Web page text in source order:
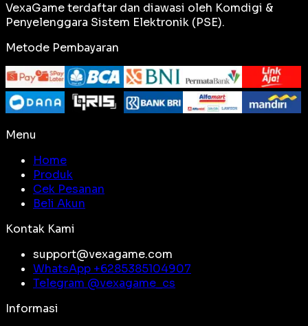
VexaGame terdaftar dan diawasi oleh Komdigi &
Penyelenggara Sistem Elektronik (PSE).
Metode Pembayaran
Menu
Home
Produk
Cek Pesanan
Beli Akun
Kontak Kami
support@vexagame.com
WhatsApp +6285385104907
Telegram @vexagame_cs
Informasi